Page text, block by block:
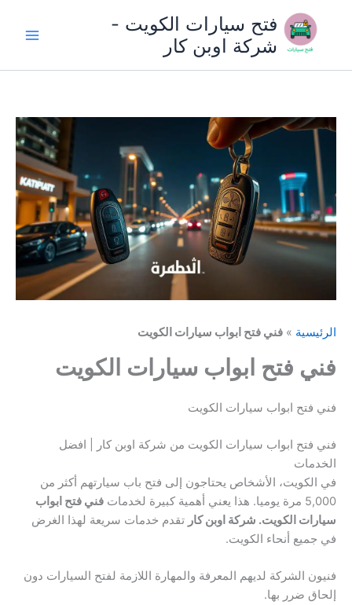
المحتوى
فتح سيارات الكويت -
شركة اوبن كار
الرئيسية » فني فتح ابواب سيارات الكويت
فني فتح ابواب سيارات الكويت
فني فتح ابواب سيارات الكويت
فني فتح ابواب سيارات الكويت من شركة اوبن كار | افضل
الخدمات
في الكويت، الأشخاص يحتاجون إلى فتح باب سيارتهم أكثر من
5,000 مرة يوميا. هذا يعني أهمية كبيرة لخدمات
فني فتح ابواب
سيارات الكويت. شركة اوبن كار تقدم خدمات سريعة لهذا الغرض
في جميع أنحاء الكويت.
فنيون الشركة لديهم المعرفة والمهارة اللازمة لفتح السيارات دون
إلحاق ضرر بها.